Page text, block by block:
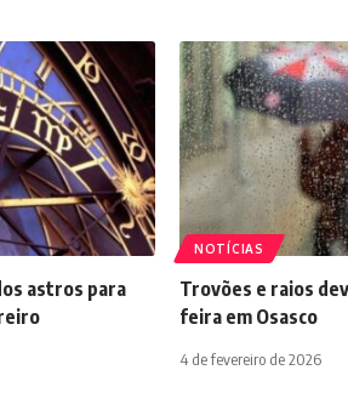
astros para
NOTÍCIAS
Trovões e raios
feira em Osasco
4 de fevereiro de 2026